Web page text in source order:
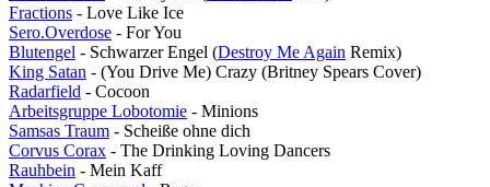
Fractions - Love Like Ice
Sero.Overdose - For You
Blutengel - Schwarzer Engel (Destroy Me Again Remix)
King Satan - (You Drive Me) Crazy (Britney Spears Cover)
Radarfield - Cocoon
Arbeitsgruppe Lobotomie - Minions
Samsas Traum - Scheiße ohne dich
Corvus Corax - The Drinking Loving Dancers
Rauhbein - Mein Kaff